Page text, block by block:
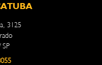
3125